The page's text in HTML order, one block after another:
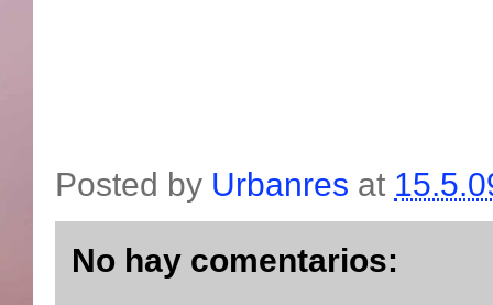
Posted by Urbanres at
No hay comentarios: